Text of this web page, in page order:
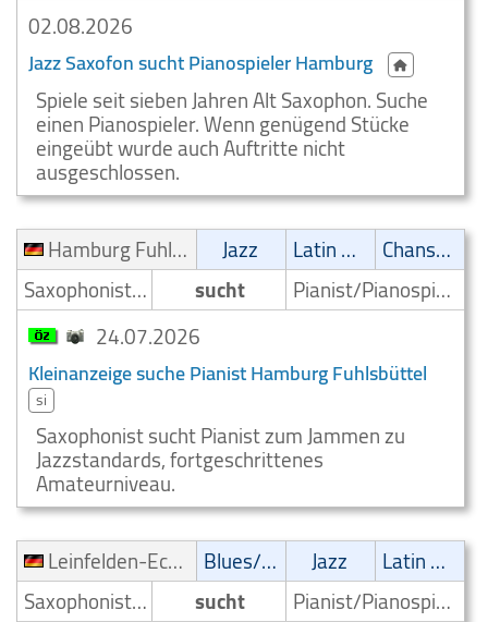
02.08.2026
Jazz Saxofon sucht Pianospieler Hamburg
Spiele seit sieben Jahren Alt Saxophon. Suche
einen Pianospieler. Wenn genügend Stücke
eingeübt wurde auch Auftritte nicht
ausgeschlossen.
Hamburg Fuhlsbüttel
Jazz Latin Musik
Chanson
Saxophonist/Saxophonspieler
sucht
Pianist/Pianospieler
24.07.2026
Kleinanzeige suche Pianist Hamburg Fuhlsbüttel
si
Saxophonist sucht Pianist zum Jammen zu
Jazzstandards, fortgeschrittenes
Amateurniveau.
Leinfelden-Echterdingen
Blues/Swing Jazz
Latin Musik
Saxophonist/Saxophonspieler
sucht
Pianist/Pianospieler